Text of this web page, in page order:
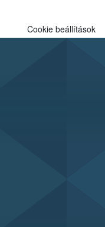
Cookie beállítások